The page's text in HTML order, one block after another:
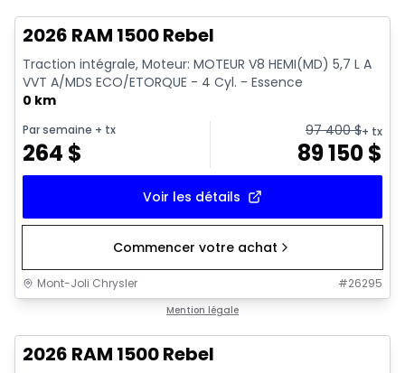
2026 RAM 1500 Rebel
Traction intégrale, Moteur: MOTEUR V8 HEMI(MD) 5,7 L A
VVT A/MDS ECO/ETORQUE - 4 Cyl. - Essence
0 km
Par semaine + tx
264 $
97 400$+ tx
89 150$
Voir les détails
Commencer votre achat
Mont-Joli Chrysler #26295
Mention légale
2026 RAM 1500 Rebel